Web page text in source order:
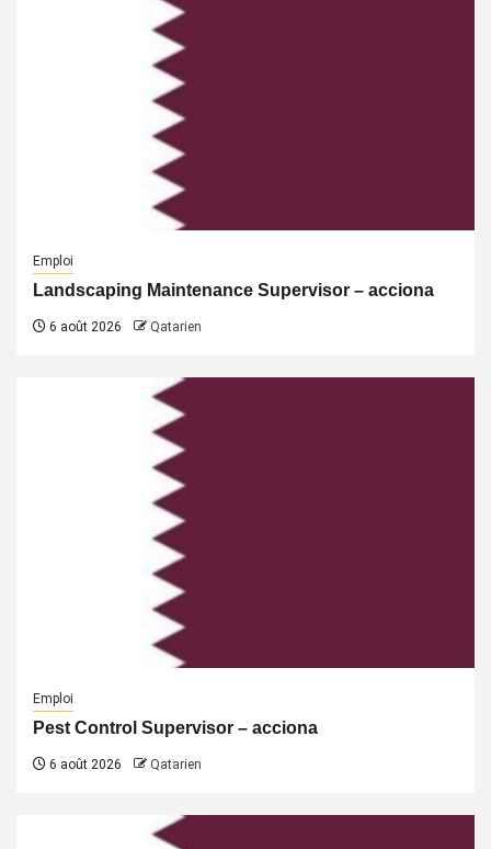
Emploi
Landscaping Maintenance Supervisor – acciona
6 août 2026 Qatarien
Emploi
Pest Control Supervisor – acciona
6 août 2026 Qatarien